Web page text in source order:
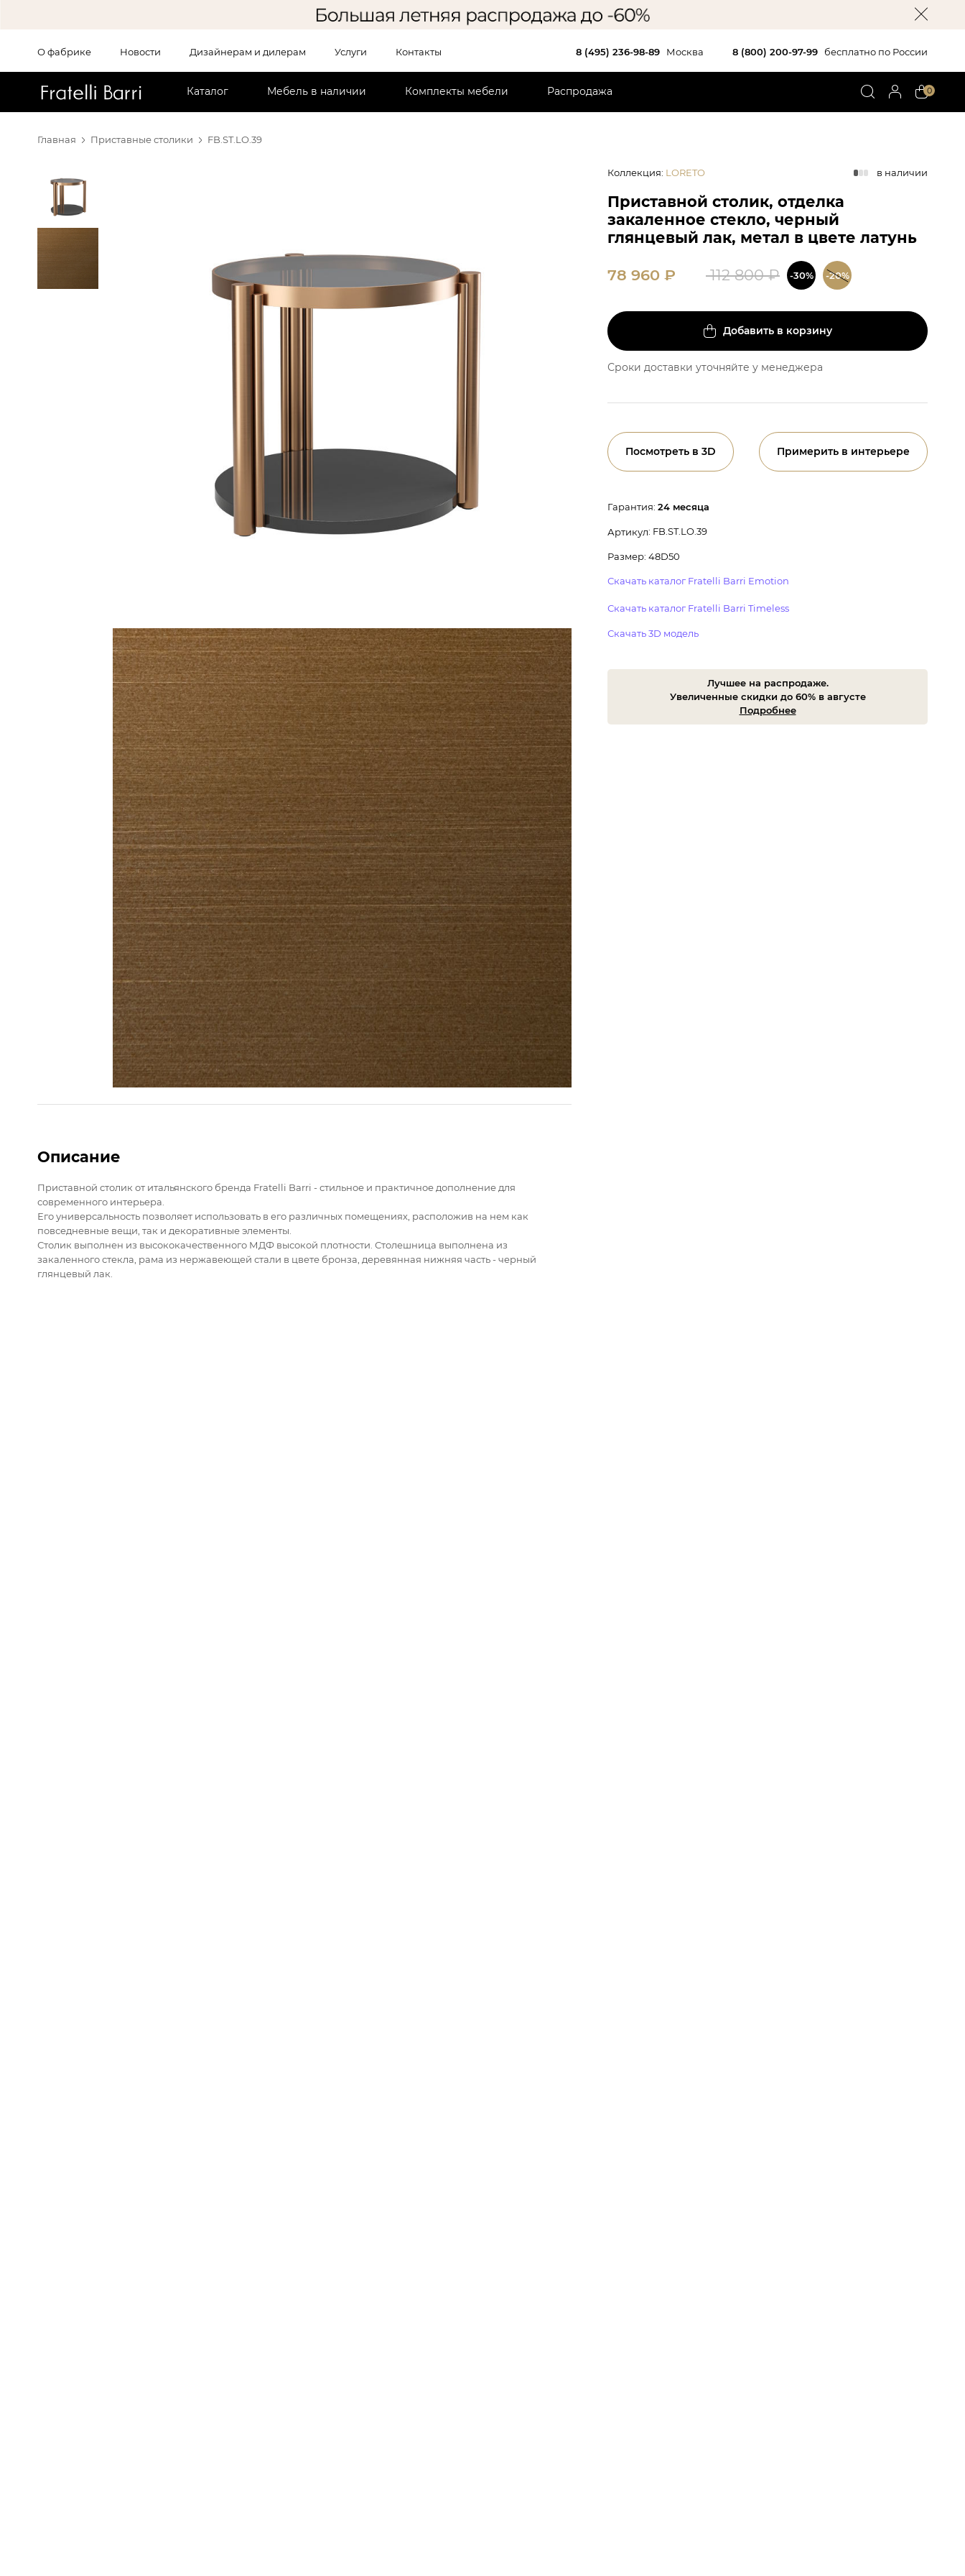
О фабрике Новости Дизайнерам и дилерам Услуги Контакты 8 (495) 236-98-89 Москва 8 (800) 200-97-99 бесплатно по России
Каталог Мебель в наличии Комплекты мебели Распродажа 0
Главная Приставные столики FB.ST.LO.39
Коллекция: LORETO в наличии
Приставной столик, отделка
закаленное стекло, черный
глянцевый лак, метал в цвете латунь
78 960 ₽ 112 800₽ -30% -20%
Добавить в корзину
Сроки доставки уточняйте у менеджера
Посмотреть в 3D Примерить в интерьере
Гарантия: 24 месяца
Артикул: FB.ST.LO.39
Размер: 48D50
Скачать каталог Fratelli Barri Emotion
Скачать каталог Fratelli Barri Timeless
Скачать 3D модель
Лучшее на распродаже.
Увеличенные скидки до 60% в августе
Подробнее
Описание
Приставной столик от итальянского бренда Fratelli Barri - стильное и практичное дополнение для
современного интерьера.
Его универсальность позволяет использовать в его различных помещениях, расположив на нем как
повседневные вещи, так и декоративные элементы.
Столик выполнен из высококачественного МДФ высокой плотности. Столешница выполнена из
закаленного стекла, рама из нержавеющей стали в цвете бронза, деревянная нижняя часть - черный
глянцевый лак.